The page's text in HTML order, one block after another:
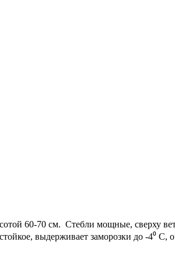
60-70 см. Стебли мощные, сверху
выдерживает заморозки до -4⁰ С,